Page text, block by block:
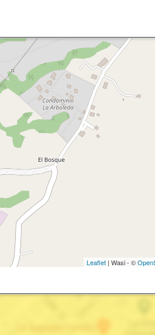
Leaflet| Wasi - ©